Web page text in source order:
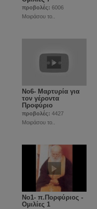
προβολές: 6006
Μοιράσου το..
Νο6- Μαρτυρία για
τον γέροντα
Προφύριο
προβολές: 4427
Μοιράσου το..
Νο1- π.Πορφύριος -
Ομιλίες 1